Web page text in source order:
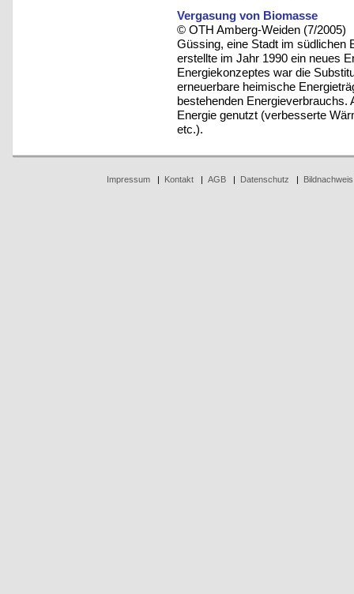
Vergasung von Biomasse
© OTH Amberg-Weiden (7/2005)
Güssing, eine Stadt im südlichen
erstellte im Jahr 1990 ein neues
Energiekonzeptes war die
erneuerbare heimische
bestehenden
Energie genutzt (verbesserte
etc.).
Impressum| Kontakt| AGB| Datenschutz Bildnachweis